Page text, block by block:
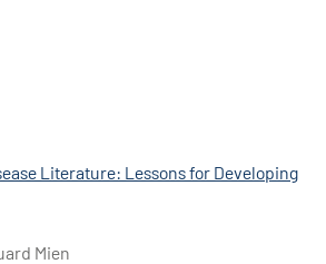
Literature: Lessons for Developing
Mien